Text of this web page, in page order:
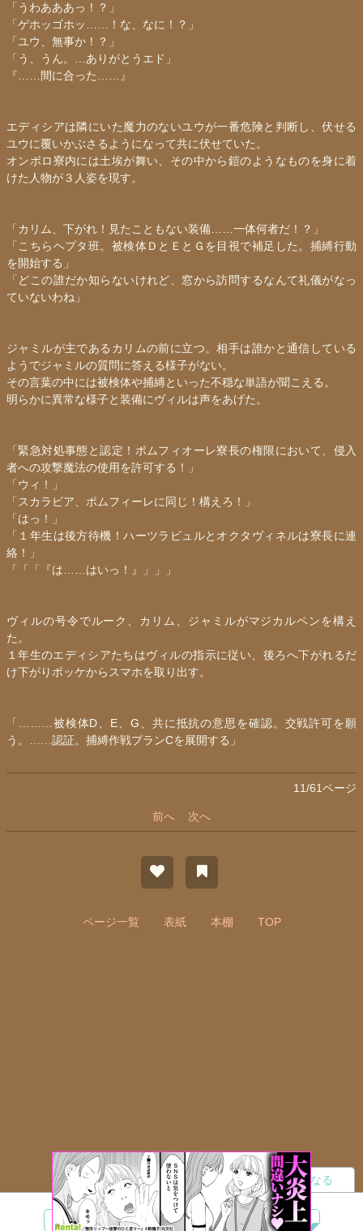
「うわあああっ！？」
「ゲホッゴホッ……！な、なに！？」
「ユウ、無事か！？」
「う、うん。…ありがとうエド」
『……間に合った……』
エディシアは隣にいた魔力のないユウが一番危険と判断し、伏せる
ユウに覆いかぶさるようになって共に伏せていた。
オンボロ寮内には土埃が舞い、その中から鎧のようなものを身に着
けた人物が３人姿を現す。
「カリム、下がれ！見たこともない装備……一体何者だ！？」
「こちらヘプタ班。被検体ＤとＥとＧを目視で補足した。捕縛行動
を開始する」
「どこの誰だか知らないけれど、窓から訪問するなんて礼儀がなっ
ていないわね」
ジャミルが主であるカリムの前に立つ。相手は誰かと通信している
ようでジャミルの質問に答える様子がない。
その言葉の中には被検体や捕縛といった不穏な単語が聞こえる。
明らかに異常な様子と装備にヴィルは声をあげた。
「緊急対処事態と認定！ポムフィオーレ寮長の権限において、侵入
者への攻撃魔法の使用を許可する！」
「ウィ！」
「スカラビア、ポムフィーレに同じ！構えろ！」
「はっ！」
「１年生は後方待機！ハーツラビュルとオクタヴィネルは寮長に連
絡！」
「「「『は……はいっ！』」」」
ヴィルの号令でルーク、カリム、ジャミルがマジカルペンを構え
た。
１年生のエディシアたちはヴィルの指示に従い、後ろへ下がれるだ
け下がりポッケからスマホを取り出す。
「………被検体D、E、G、共に抵抗の意思を確認。交戦許可を願
う。……認証。捕縛作戦プランCを展開する」
11/61ページ
前へ 次へ
ページ一覧 表紙 本棚 TOP
夢小説 ツイステ R18 鬼滅の刃 BL
読者になる